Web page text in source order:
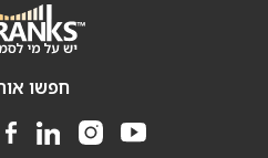
חפשו